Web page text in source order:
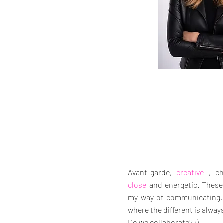
Avant-garde, creative ,
close and energetic.
my way of
where the different is